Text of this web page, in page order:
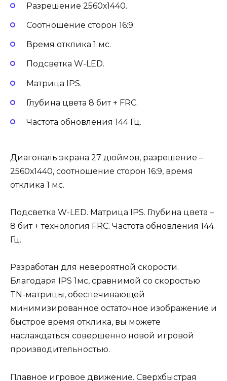
Разрешение 2560х1440.
Соотношение сторон 16:9.
Время отклика 1 мс.
Подсветка W-LED.
Матрица IPS.
Глубина цвета 8 бит + FRC.
Частота обновления 144 Гц.
Диагональ экрана 27 дюймов, разрешение –
2560х1440, соотношение сторон 16:9, время
отклика 1 мс.
Подсветка W-LED. Матрица IPS. Глубина цвета –
8 бит + технология FRC. Частота обновления 144
Гц.
Разработан для невероятной скорости.
Благодаря IPS 1мс, сравнимой со скоростью
TN-матрицы, обеспечивающей
минимизированное остаточное изображение и
быстрое время отклика, вы можете
наслаждаться совершенно новой игровой
производительностью.
Плавное игровое движение. Сверхбыстрая